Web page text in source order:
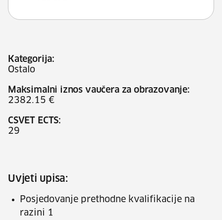
Kategorija:
Ostalo
Maksimalni iznos vaučera za obrazovanje:
2382.15 €
CSVET ECTS:
29
Uvjeti upisa:
Posjedovanje prethodne kvalifikacije na
razini 1